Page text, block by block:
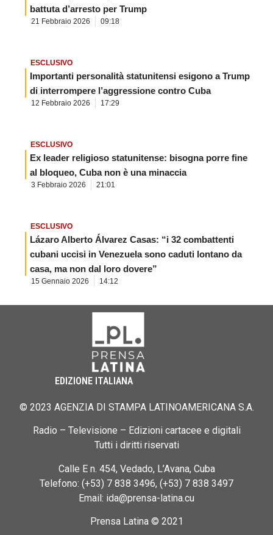
battuta d’arresto per Trump
21 Febbraio 2026 09:18
ESCLUSIVO
Importanti personalità statunitensi esigono a Trump
di interrompere l’aggressione contro Cuba
12 Febbraio 2026 17:29
ESCLUSIVO
Ex leader religioso statunitense: bisogna porre fine
al bloqueo, Cuba non è una minaccia
3 Febbraio 2026 21:01
ESCLUSIVO
Lázaro Alberto Álvarez Casas: “i 32 combattenti
cubani uccisi in Venezuela sono caduti lontano da
casa, ma non dal loro dovere”
15 Gennaio 2026 14:12
EDIZIONE ITALIANA
© 2023 AGENZIA DI STAMPA LATINOAMERICANA S.A.
Radio – Televisione – Edizioni cartacee e digitali
Tutti i diritti riservati
Calle E n. 454, Vedado, L’Avana, Cuba
Telefono: (+53) 7 838 3496, (+53) 7 838 3497
Email: ida@prensa-latina.cu
Prensa Latina © 2021